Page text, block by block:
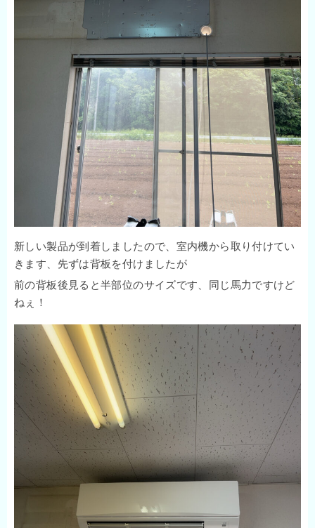
新しい製品が到着しましたので、室内機から取り付けてい
きます、先ずは背板を付けましたが
前の背板後見ると半部位のサイズです、同じ馬力ですけど
ねぇ！